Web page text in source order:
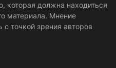
которая должна находиться
материала. Мнение
точкой зрения авторов